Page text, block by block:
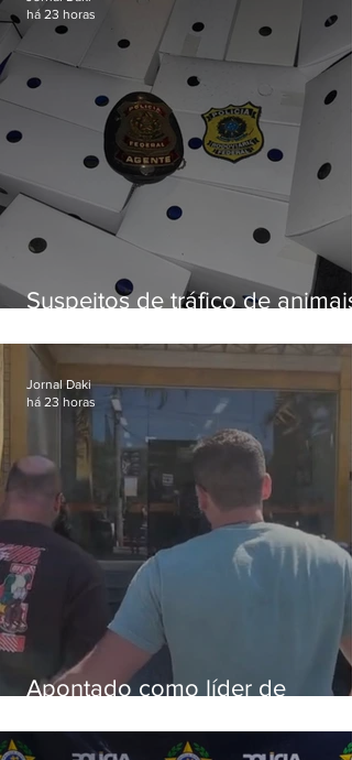
Suspeitos de tráfico de animais
aves
há 23 horas
Apontado como líder de
aposentados é preso
Jornal Daki
há 23 horas